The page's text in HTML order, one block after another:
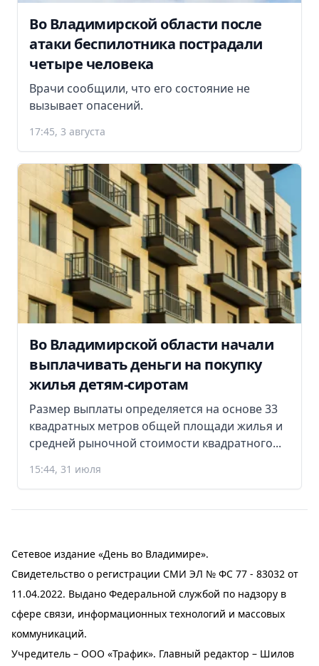
Во Владимирской области после
атаки беспилотника пострадали
четыре человека
Врачи сообщили, что его состояние не
вызывает опасений.
17:45, 3 августа
Во Владимирской области начали
выплачивать деньги на покупку
жилья детям-сиротам
Размер выплаты определяется на основе 33
квадратных метров общей площади жилья и
средней рыночной стоимости квадратного...
15:44, 31 июля
Сетевое издание «День во Владимире».
Свидетельство о регистрации СМИ ЭЛ № ФС 77 - 83032 от
11.04.2022. Выдано Федеральной службой по надзору в
сфере связи, информационных технологий и массовых
коммуникаций.
Учредитель – ООО «Трафик». Главный редактор – Шилов